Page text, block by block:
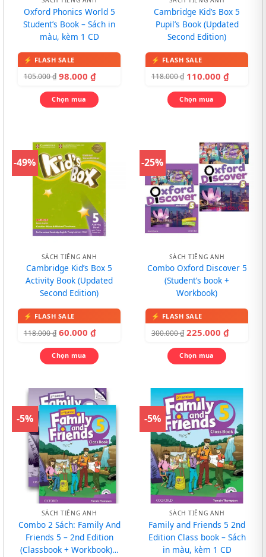
Oxford Phonics World 5
Student’s Book – Sách in
màu, kèm 1 CD
105.000₫ 98.000 ₫
Chọn mua
Cambridge Kid’s Box 5
Pupil’s Book (Updated
Second Edition)
118.000₫ 110.000 ₫
Chọn mua
-49%
SÁCH TIẾNG ANH
Cambridge Kid’s Box 5
Activity Book (Updated
Second Edition)
118.000₫ 60.000 ₫
Chọn mua
-25%
SÁCH TIẾNG ANH
Combo Oxford Discover 5
(Student’s book +
Workbook)
300.000₫ 225.000 ₫
Chọn mua
-5%
SÁCH TIẾNG ANH
Combo 2 Sách: Family And
Friends 5 – 2nd Edition
(Classbook + Workbook) –
-5%
SÁCH TIẾNG ANH
Family and Friends 5 2nd
Edition Class book – Sách
in màu, kèm 1 CD